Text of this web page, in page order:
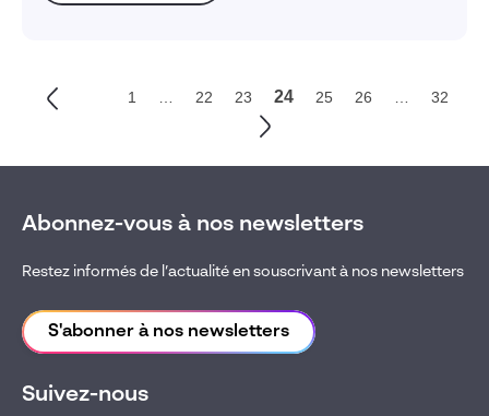
1 22 23 24 25 26 32
Abonnez-vous à nos newsletters
Restez informés de l’actualité en souscrivant à nos newsletters
S'abonner à nos newsletters
Suivez-nous